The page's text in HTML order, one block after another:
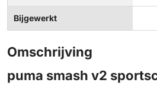
Bijgewerkt
Omschrijving
puma smash v2